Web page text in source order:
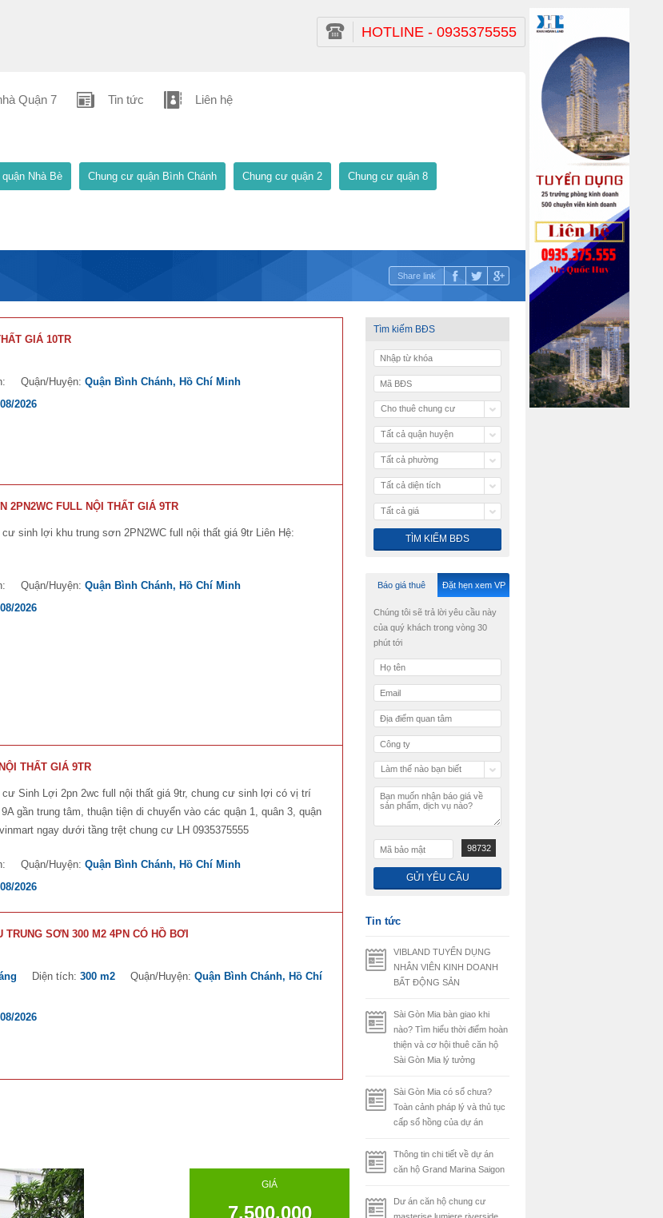
HOTLINE - 0935375555
Quận 7 Tin tức Liên hệ
Nhà Bè Chung cư quận Bình Chánh Chung cư quận 2 Chung cư quận 8
Share link
GIÁ 10TR
Quận/Huyện: Quận Bình Chánh, Hồ Chí Minh
2026
2PN2WC FULL NỘI THẤT GIÁ 9TR
cư sinh lợi khu trung sơn 2PN2WC full nội thất giá 9tr Liên Hệ:
Quận/Huyện: Quận Bình Chánh, Hồ Chí Minh
2026
THẤT GIÁ 9TR
cư Sinh Lợi 2pn 2wc full nội thất giá 9tr, chung cư sinh lợi có vị trí
gần trung tâm, thuận tiện di chuyển vào các quận 1, quân 3, quận
ngay dưới tầng trệt chung cư LH 0935375555
Quận/Huyện: Quận Bình Chánh, Hồ Chí Minh
2026
SƠN 300 M2 4PN CÓ HỒ BƠI
Diện tích: 300 m2 Quận/Huyện: Quận Bình Chánh, Hồ Chí
2026
GIÁ
7.500.000
Tìm kiếm BĐS
Cho thuê chung cư
Tất cả quận huyện
Tất cả phường
Tất cả diện tích
Tất cả giá
Báo giá thuê Đặt hẹn xem VP
Chúng tôi sẽ trả lời yêu cầu này
của quý khách trong vòng 30
phút tới
Làm thế nào bạn biết
98732
Tin tức
VIBLAND TUYỂN DỤNG
NHÂN VIÊN KINH DOANH
BẤT ĐỘNG SẢN
Sài Gòn Mia bàn giao khi
nào? Tìm hiểu thời điểm hoàn
thiện và cơ hội thuê căn hộ
Sài Gòn Mia lý tưởng
Sài Gòn Mia có sổ chưa?
Toàn cảnh pháp lý và thủ tục
cấp sổ hồng của dự án
Thông tin chi tiết về dự án
căn hộ Grand Marina Saigon
Dư án căn hộ chung cư